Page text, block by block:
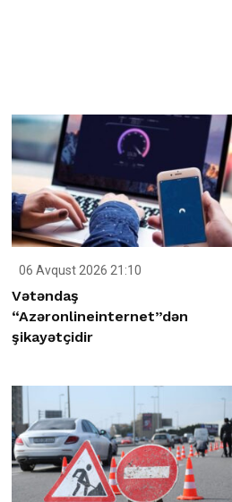
06 Avqust 2026 21:10
Vətəndaş
“Azəronlineinternet”dən
şikayətçidir